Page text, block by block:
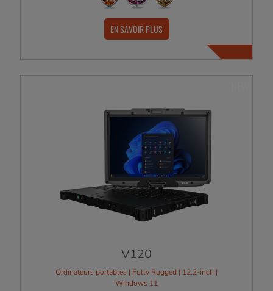
EN SAVOIR PLUS
V120
Ordinateurs portables | Fully Rugged | 12.2-inch |
Windows 11